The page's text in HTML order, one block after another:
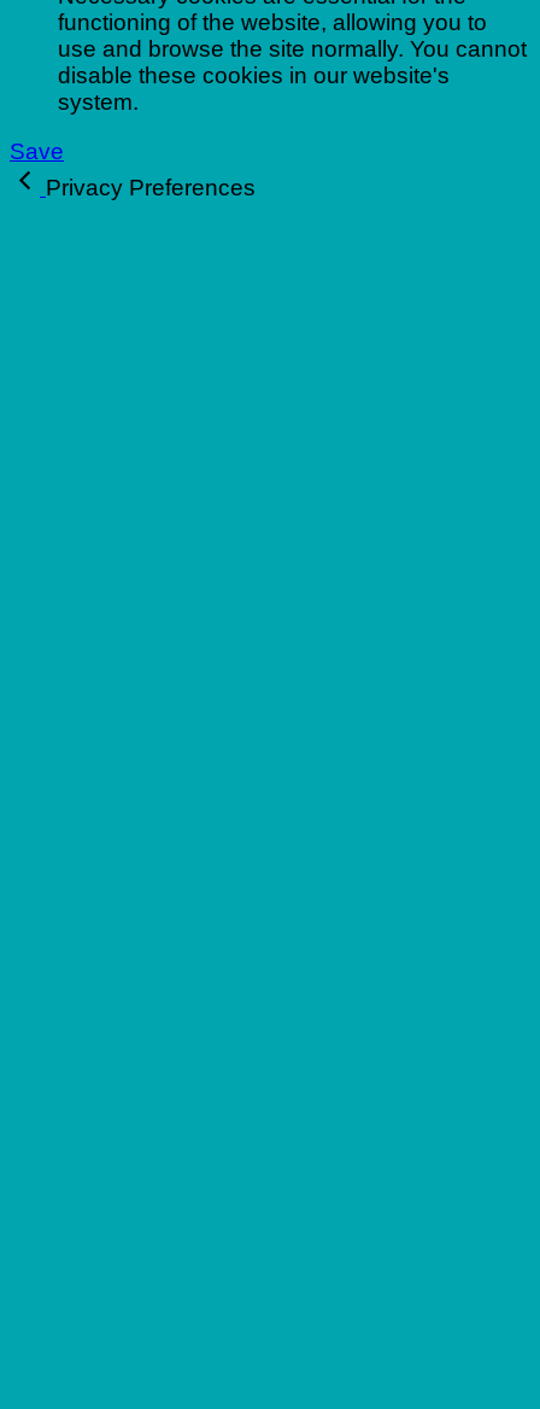
functioning of the website, allowing you to
use and browse the site normally. You cannot
disable these cookies in our website's
system.
Save
Privacy Preferences